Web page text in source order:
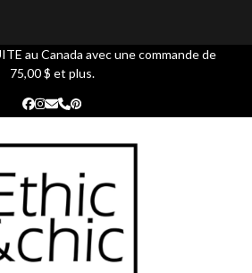
au Canada avec une commande de
75,00 $ et plus.
Facebook
Instagram
Courriel
Phone
Pinterest